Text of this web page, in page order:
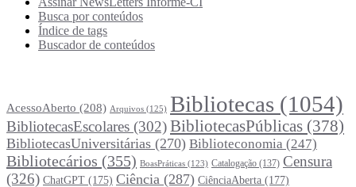
Busca por conteúdos
Índice de tags
Buscador de conteúdos
AcessoAberto (208) Arquivos (125) Bibliotecas (1054)
BibliotecasEscolares (302)BibliotecasPúblicas (378)
BibliotecasUniversitárias (270) Biblioteconomia (247)
Bibliotecários (355) BoasPráticas (123) Catalogação (137) Censura
(326) ChatGPT (175) Ciência (287) CiênciaAberta (177)